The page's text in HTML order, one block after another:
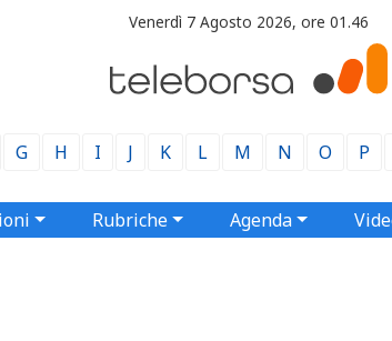
Venerdì 7 Agosto 2026, ore 01.46
G H I J K L M N O P
Rubriche Agenda